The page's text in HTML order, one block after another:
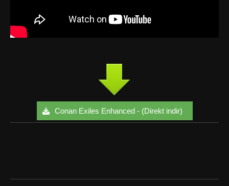
Conan Exiles Enhanced - (Direkt indir)